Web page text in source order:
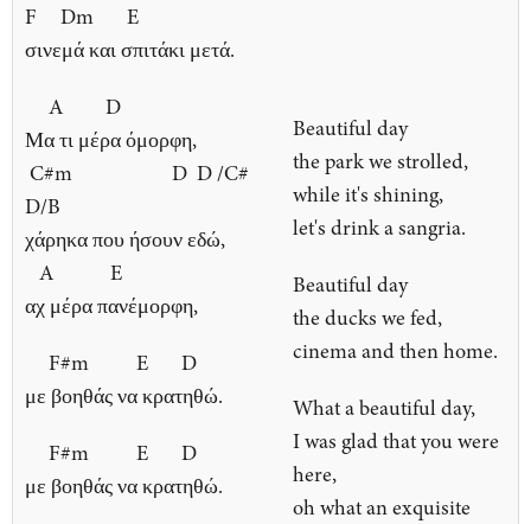
F Dm E
σινεμά και σπιτάκι μετά.
A D
Μα τι μέρα όμορφη,
C#m D D /C#
D/B
χάρηκα που ήσουν εδώ,
A E
αχ μέρα πανέμορφη,
F#m E D
με βοηθάς να κρατηθώ.
F#m E D
με βοηθάς να κρατηθώ.
Beautiful day
the park we strolled,
while it's shining,
let's drink a sangria.
Beautiful day
the ducks we fed,
cinema and then home.
What a beautiful day,
I was glad that you were
here,
oh what an exquisite